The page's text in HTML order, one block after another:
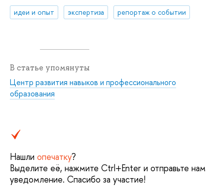
идеи и опыт экспертиза репортаж о событии
В статье упомянуты
Центр развития навыков и профессионального
образования
Нашли опечатку?
Выделите её, нажмите Ctrl+Enter и отправьте нам
уведомление. Спасибо за участие!